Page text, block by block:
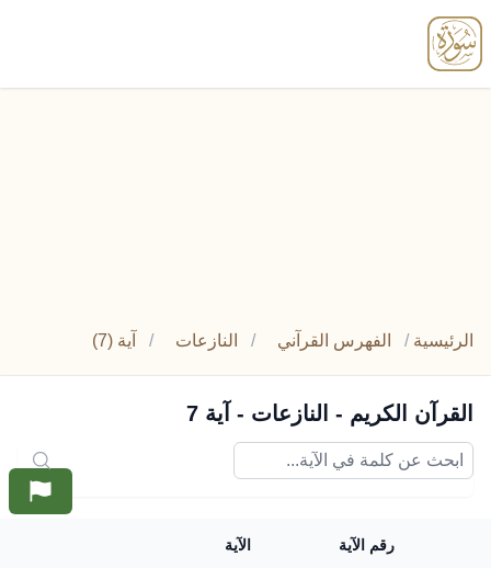
الرئيسية / الفهرس القرآني / النازعات / آية (7)
القرآن الكريم - النازعات - آية 7
رقم الآية الآية